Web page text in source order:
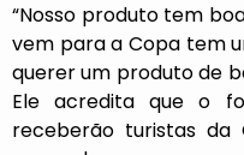
“Nosso produto tem
vem para a Copa tem
querer um produto de
Ele acredita que o
receberão turistas da